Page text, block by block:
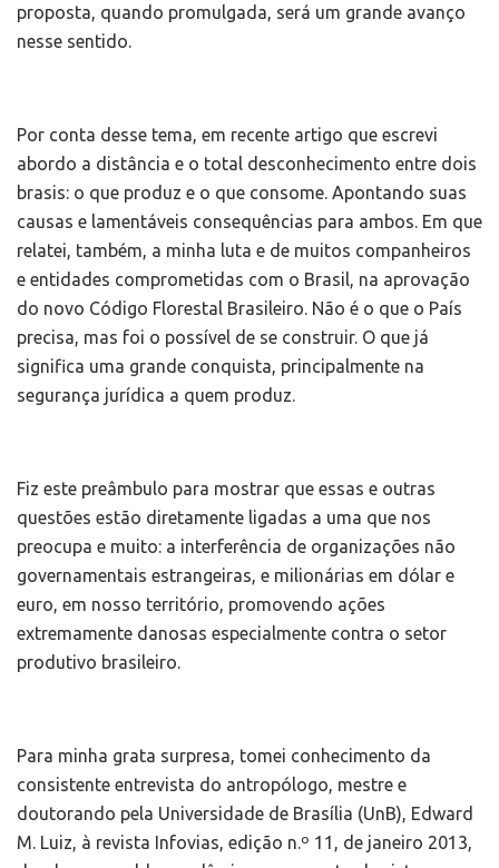
proposta, quando promulgada, será um grande avanço
nesse sentido.
Por conta desse tema, em recente artigo que escrevi
abordo a distância e o total desconhecimento entre dois
brasis: o que produz e o que consome. Apontando suas
causas e lamentáveis consequências para ambos. Em que
relatei, também, a minha luta e de muitos companheiros
e entidades comprometidas com o Brasil, na aprovação
do novo Código Florestal Brasileiro. Não é o que o País
precisa, mas foi o possível de se construir. O que já
significa uma grande conquista, principalmente na
segurança jurídica a quem produz.
Fiz este preâmbulo para mostrar que essas e outras
questões estão diretamente ligadas a uma que nos
preocupa e muito: a interferência de organizações não
governamentais estrangeiras, e milionárias em dólar e
euro, em nosso território, promovendo ações
extremamente danosas especialmente contra o setor
produtivo brasileiro.
Para minha grata surpresa, tomei conhecimento da
consistente entrevista do antropólogo, mestre e
doutorando pela Universidade de Brasília (UnB), Edward
M. Luiz, à revista Infovias, edição n.º 11, de janeiro 2013,